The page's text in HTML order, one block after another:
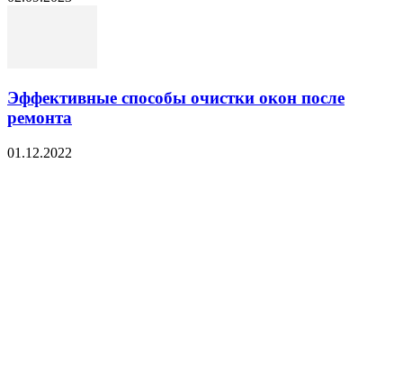
Эффективные способы очистки окон после
ремонта
01.12.2022